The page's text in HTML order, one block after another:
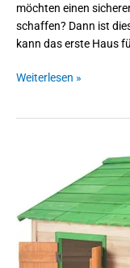
möchten einen
schaffen? Dann ist
kann das erste Haus
Weiterlesen »
Kinderspielhaus
mit
2
Fenstern